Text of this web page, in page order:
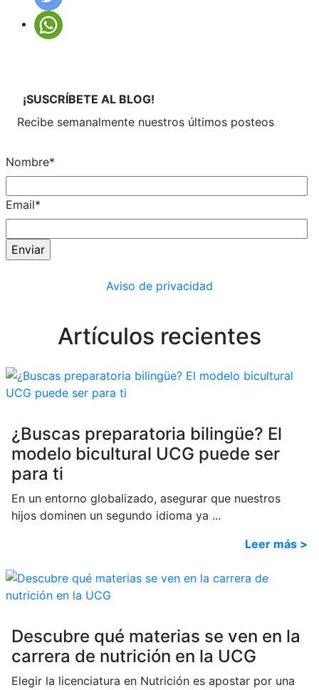
¡SUSCRÍBETE AL BLOG!
Recibe semanalmente nuestros últimos posteos
Nombre*
Email*
Aviso de privacidad
Artículos recientes
¿Buscas preparatoria bilingüe? El
modelo bicultural UCG puede ser
para ti
En un entorno globalizado, asegurar que nuestros
hijos dominen un segundo idioma ya ...
Leer más >
Descubre qué materias se ven en la
carrera de nutrición en la UCG
Elegir la licenciatura en Nutrición es apostar por una